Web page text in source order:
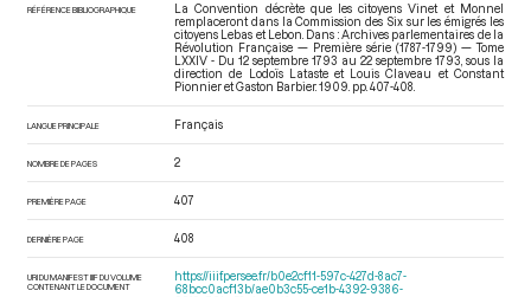
RÉFÉRENCE BIBLIOGRAPHIQUE
La Convention décrète que les citoyens Vinet et Monnel
remplaceront dans la Commission des Six sur les émigrés les
citoyens Lebas et Lebon. Dans : Archives parlementaires de la
Révolution Française — Première série (1787-1799) — Tome
LXXIV - Du 12 septembre 1793 au 22 septembre 1793 , sous la
direction de Lodoïs Lataste et Louis Claveau et Constant
Pionnier et Gaston Barbier. 1909. pp. 407-408.
LANGUE PRINCIPALE Français
NOMBRE DE PAGES 2
PREMIÈRE PAGE 407
DERNIÈRE PAGE 408
URI DU MANIFEST IIIF DU VOLUME
CONTENANT LE DOCUMENT
https://iiif.persee.fr/b0e2cf11-597c-427d-8ac7-
68bcc0acf13b/ae0b3c55-ce1b-4392-9386-